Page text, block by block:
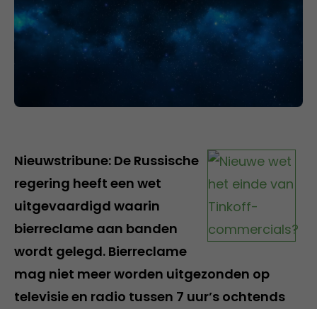
Nieuwstribune: De Russische
regering heeft een wet
uitgevaardigd waarin
bierreclame aan banden
wordt gelegd. Bierreclame
mag niet meer worden uitgezonden op
televisie en radio tussen 7 uur’s ochtends